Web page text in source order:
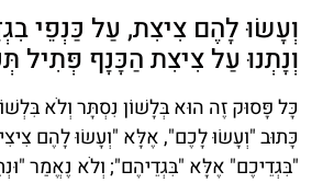
וְעָשׂוּ לָהֶם צִיצִת, עַל כַּנְפֵי
וְנָתְנוּ עַל צִיצִת הַכָּנָף פְּתִיל
כָּל פָּסוּק זֶה הוּא בְּלָשׁוֹן נִסְתָּר וְלֹא
כָּתוּב "וְעָשׂוּ לָכֶם", אֶלָּא "וְעָשׂוּ לָהֶם
"בִּגְדֵיכֶם" אֶלָּא "בִּגְדֵיהֶם"; וְלֹא נֶאֱמַר